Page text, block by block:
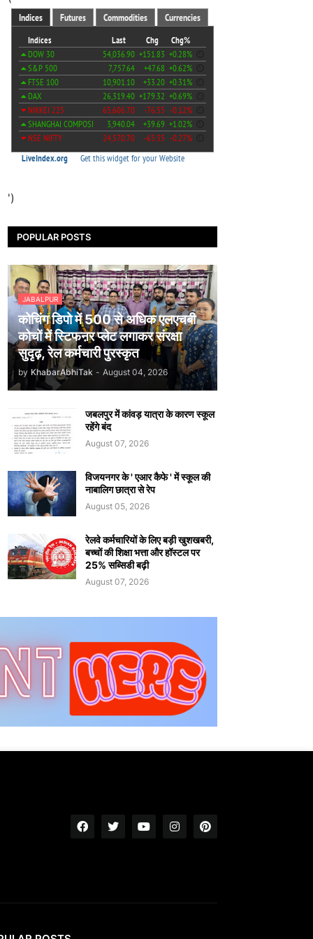
')
POPULAR POSTS
JABALPUR
कोचिंग डिपो में 500 से अधिक एलएचबी
कोचों में स्टिफऩर प्लेट लगाकर संरक्षा
सुदृढ़, रेल कर्मचारी पुरस्कृत
by KhabarAbhiTak - August 04, 2026
जबलपुर में कांवड़ यात्रा के कारण स्कूल
रहेंगे बंद
August 07, 2026
विजयनगर के ' एआर कैफे ' में स्कूल की
नाबालिग छात्रा से रेप
August 05, 2026
रेलवे कर्मचारियों के लिए बड़ी खुशखबरी,
बच्चों की शिक्षा भत्ता और हॉस्टल पर
25% सब्सिडी बढ़ी
August 07, 2026